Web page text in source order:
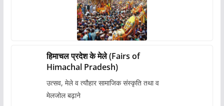
हिमाचल प्रदेश के मेले (Fairs of
Himachal Pradesh)
उत्सव, मेले व त्यौहार सामाजिक संस्कृति तथा व
मेलजोल बढ़ाने